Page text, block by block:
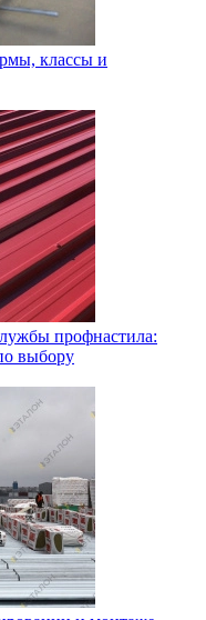
классы и
профнастила:
выбору